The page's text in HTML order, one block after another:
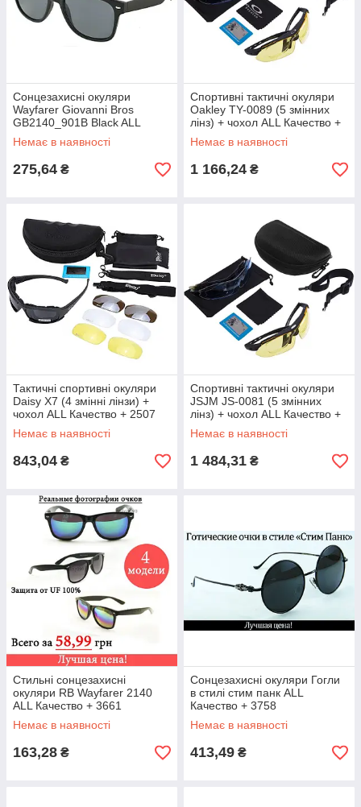
Сонцезахисні окуляри
Wayfarer Giovanni Bros
GB2140_901B Black ALL
Качество + 475
Немає в наявності
275,64 ₴
Спортивні тактичні окуляри
Oakley TY-0089 (5 змінних
лінз) + чохол ALL Качество +
2399
Немає в наявності
1 166,24 ₴
Тактичні спортивні окуляри
Daisy X7 (4 змінні лінзи) +
чохол ALL Качество + 2507
Немає в наявності
843,04 ₴
Спортивні тактичні окуляри
JSJM JS-0081 (5 змінних
лінз) + чохол ALL Качество +
2771
Немає в наявності
1 484,31 ₴
Стильні сонцезахисні
окуляри RB Wayfarer 2140
ALL Качество + 3661
Немає в наявності
163,28 ₴
Сонцезахисні окуляри Гогли
в стилі стим панк ALL
Качество + 3758
Немає в наявності
413,49 ₴